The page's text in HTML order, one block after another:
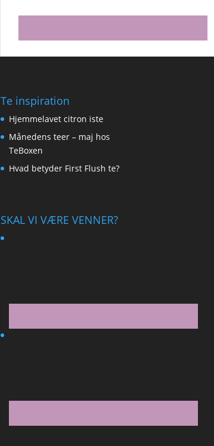
Te inspiration
Hjemmelavet citron iste
Månedens teer – maj hos
TeBoxen
Hvad betyder First Flush te?
SKAL VI VÆRE VENNER?